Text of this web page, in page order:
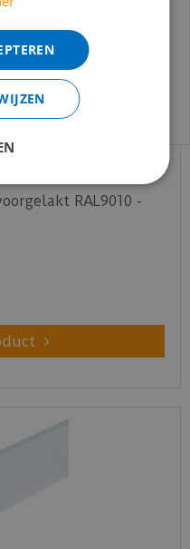
RAL9010 -
dan wat je van ons
bereiken via